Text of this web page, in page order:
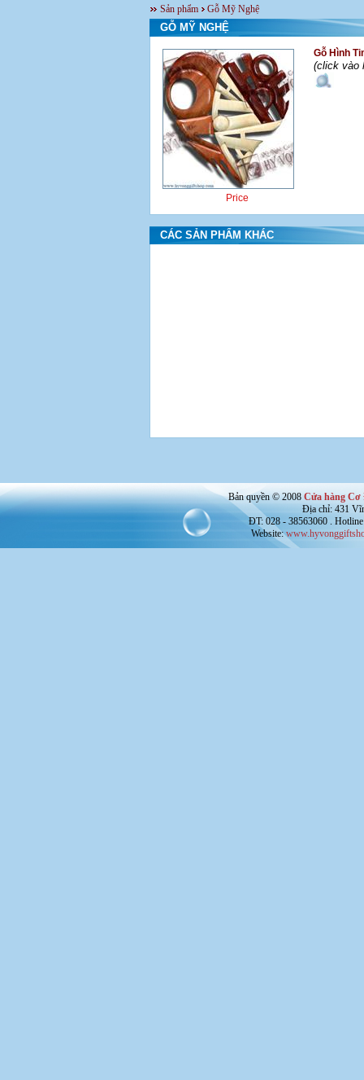
Sản phẩm Gỗ Mỹ Nghệ
GỖ MỸ NGHỆ
Price
Gỗ Hình
(click vào
CÁC SẢN PHẨM KHÁC
Bản quyền © 2008 Cửa hàng Cơ
Địa chỉ: 431
ĐT: 028 - 38563060 .
Website: